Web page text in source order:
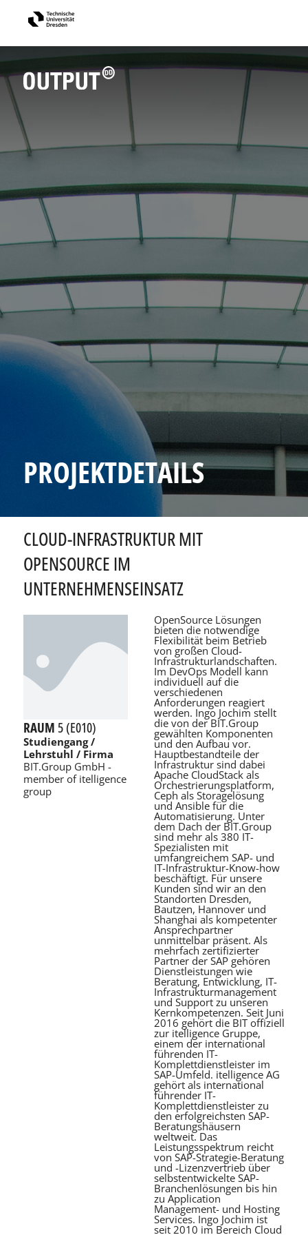
PROJEKTDETAILS
CLOUD-INFRASTRUKTUR MIT
OPENSOURCE IM
UNTERNEHMENSEINSATZ
RAUM 5 (E010)
Studiengang /
Lehrstuhl / Firma
BIT.Group GmbH -
member of itelligence
group
OpenSource Lösungen
bieten die notwendige
Flexibilität beim Betrieb
von großen Cloud-
Infrastrukturlandschaften.
Im DevOps Modell kann
individuell auf die
verschiedenen
Anforderungen reagiert
werden. Ingo Jochim stellt
die von der BIT.Group
gewählten Komponenten
und den Aufbau vor.
Hauptbestandteile der
Infrastruktur sind dabei
Apache CloudStack als
Orchestrierungsplatform,
Ceph als Storagelösung
und Ansible für die
Automatisierung. Unter
dem Dach der BIT.Group
sind mehr als 380 IT-
Spezialisten mit
umfangreichem SAP- und
IT-Infrastruktur-Know-how
beschäftigt. Für unsere
Kunden sind wir an den
Standorten Dresden,
Bautzen, Hannover und
Shanghai als kompetenter
Ansprechpartner
unmittelbar präsent. Als
mehrfach zertifizierter
Partner der SAP gehören
Dienstleistungen wie
Beratung, Entwicklung, IT-
Infrastrukturmanagement
und Support zu unseren
Kernkompetenzen. Seit Juni
2016 gehört die BIT offiziell
zur itelligence Gruppe,
einem der international
führenden IT-
Komplettdienstleister im
SAP-Umfeld. itelligence AG
gehört als international
führender IT-
Komplettdienstleister zu
den erfolgreichsten SAP-
Beratungshäusern
weltweit. Das
Leistungsspektrum reicht
von SAP-Strategie-Beratung
und -Lizenzvertrieb über
selbstentwickelte SAP-
Branchenlösungen bis hin
zu Application
Management- und Hosting
Services. Ingo Jochim ist
seit 2010 im Bereich Cloud